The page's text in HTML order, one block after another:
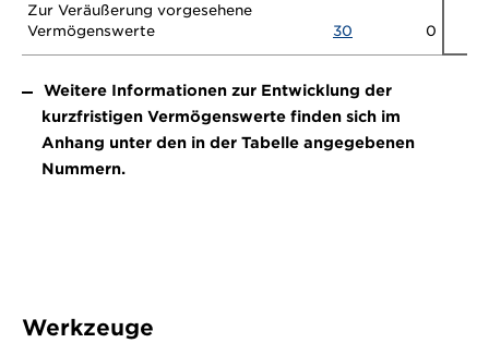
Zur Veräußerung vorgesehene
Vermögenswerte
30 0
Weitere Informationen zur Entwicklung der
kurzfristigen Vermögenswerte finden sich im
Anhang unter den in der Tabelle angegebenen
Nummern.
Werkzeuge